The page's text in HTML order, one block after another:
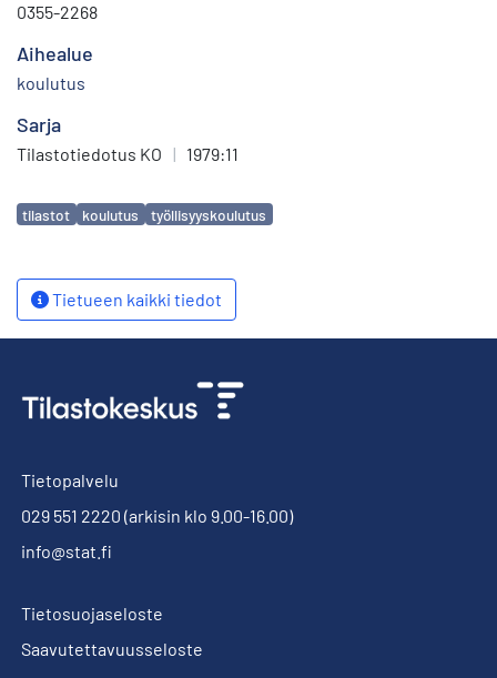
0355-2268
Aihealue
koulutus
Sarja
Tilastotiedotus KO | 1979:11
Avainsanat
tilastot koulutus työllisyyskoulutus
Tietueen kaikki tiedot
Tietopalvelu
029 551 2220 (arkisin klo 9.00-16.00)
info@stat.fi
Tietosuojaseloste
Saavutettavuusseloste